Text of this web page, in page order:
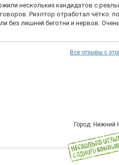
нескольких кандидатов с
Риэлтор отработал чётко:
без лишней беготни и нервов. Очень
Все отзывы с
Город: Нижний